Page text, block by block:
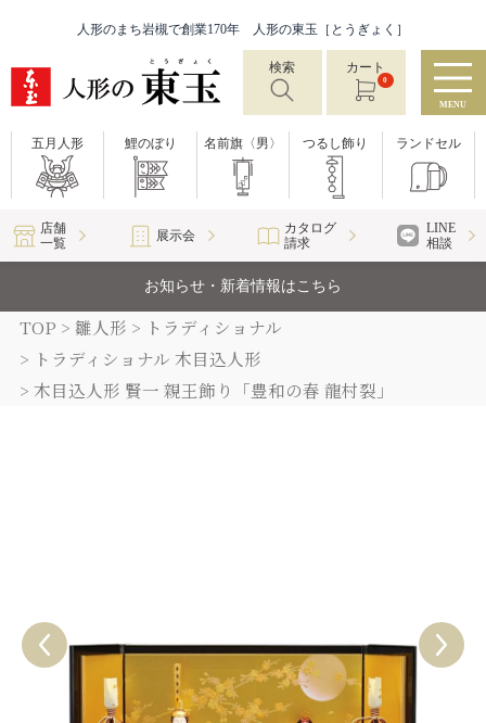
人形のまち岩槻で創業170年 人形の東玉［とうぎょく］
検索 カート
0
MENU
五月人形 鯉のぼり 名前旗〈男〉 つるし飾り ランドセル
店舗
一覧
展示会
カタログ
請求
LINE
相談
お知らせ・新着情報はこちら
TOP 雛人形
トラディショナル
トラディショナル 木目込人形
木目込人形 賢一 親王飾り「豊和の春 龍村裂」